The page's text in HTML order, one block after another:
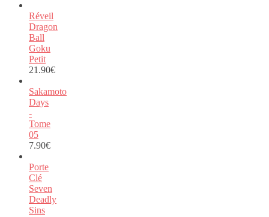
Réveil
Dragon
Ball
Goku
Petit
21.90€
Sakamoto
Days
-
Tome
05
7.90€
Porte
Clé
Seven
Deadly
Sins